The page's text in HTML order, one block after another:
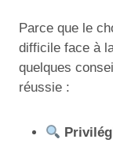
Parce que le
difficile face à
quelques
réussie :